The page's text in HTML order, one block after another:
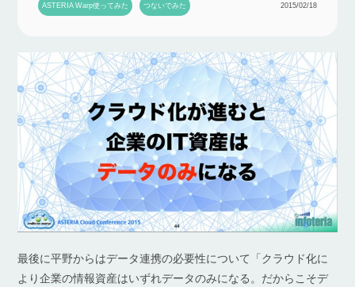
ASTERIA Warp使ってみた つないでみた 2015/02/18
最後に平野からはデータ連携の必要性について「クラウド化に
より企業の情報資産はいずれデータのみになる。だからこそデ